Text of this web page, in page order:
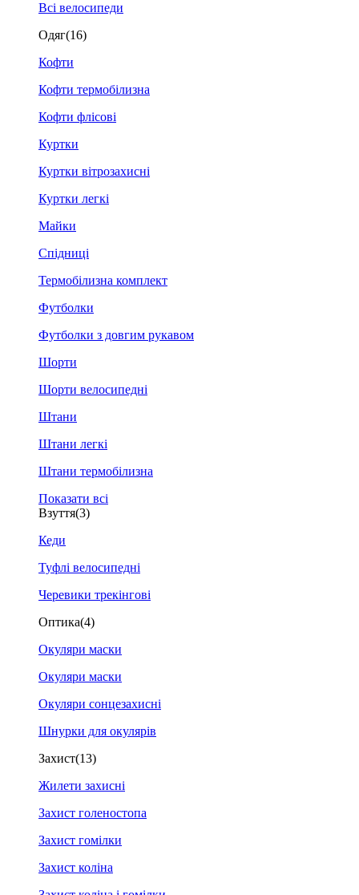
Всі велосипеди
Одяг(16)
Кофти
Кофти термобілизна
Кофти флісові
Куртки
Куртки вітрозахисні
Куртки легкі
Майки
Спідниці
Термобілизна комплект
Футболки
Футболки з довгим рукавом
Шорти
Шорти велосипедні
Штани
Штани легкі
Штани термобілизна
Показати всі
Взуття(3)
Кеди
Туфлі велосипедні
Черевики трекінгові
Оптика(4)
Окуляри маски
Окуляри маски
Окуляри сонцезахисні
Шнурки для окулярів
Захист(13)
Жилети захисні
Захист голеностопа
Захист гомілки
Захист коліна